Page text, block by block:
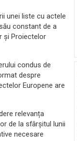
unei liste cu actele
constant de a
și Proiectelor
condus de
despre
Europene are
relevanța
de la sfârșitul lunii
necesare